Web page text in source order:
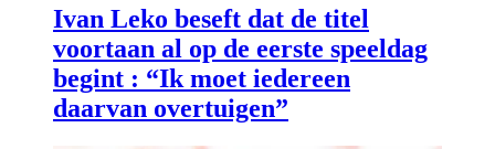
Ivan Leko beseft dat de titel
voortaan al op de eerste speeldag
begint : “Ik moet iedereen
daarvan overtuigen”